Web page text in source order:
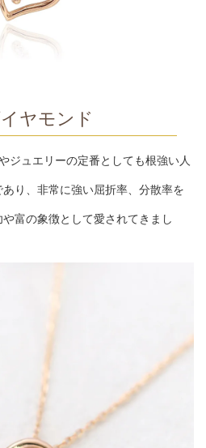
ヤモンド
ジュエリーの定番としても根強い人
り、非常に強い屈折率、分散率を
富の象徴として愛されてきまし